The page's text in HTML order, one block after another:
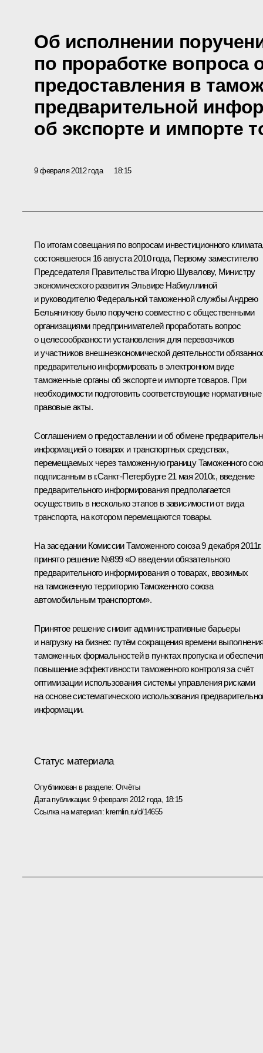
Об исполнении
по проработке вопроса
предоставления в
предварительной
об экспорте и импорте
9 февраля 2012 года 18:15
По итогамсовещания по вопросам инвестиционного
состоявшегося 16 августа 2010 года, Первому заместителю
Председателя Правительства Игорю Шувалову, Министру
экономического развития Эльвире Набиуллиной
и руководителю Федеральной таможенной службы Андрею
Бельянинову было поручено совместно с общественными
организациями предпринимателей проработать вопрос
о целесообразности установления для перевозчиков
и участников внешнеэкономической деятельности
предварительно информировать в электронном виде
таможенные органы об экспорте и импорте товаров. При
необходимости подготовить соответствующие нормативные
правовые акты.
Соглашением о предоставлении и об обмене
информацией о товарах и транспортных средствах,
перемещаемых через таможенную границу Таможенного
подписанным в г.Санкт-Петербурге 21 мая 2010г., введение
предварительного информирования предполагается
осуществить в несколько этапов в зависимости от вида
транспорта, на котором перемещаются товары.
На заседании Комиссии Таможенного союза 9 декабря 2011г.
принято решение №899 «О введении обязательного
предварительного информирования о товарах, ввозимых
на таможенную территорию Таможенного союза
автомобильным транспортом».
Принятое решение снизит административные барьеры
и нагрузку на бизнес путём сокращения времени
таможенных формальностей в пунктах пропуска и
повышение эффективности таможенного контроля за счёт
оптимизации использования системы управления рисками
на основе систематического использования
информации.
Статус материала
Опубликован в разделе: Отчёты
Дата публикации:9 февраля 2012 года, 18:15
Ссылка на материал:kremlin.ru/d/14655